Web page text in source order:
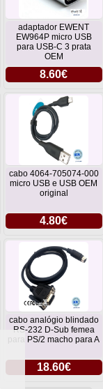
adaptador EWENT
EW964P micro USB
para USB-C 3 prata
OEM
8.60€
cabo 4064-705074-000
micro USB e USB OEM
original
4.80€
cabo analógio blindado
RS-232 D-Sub femea
para PS/2 macho para A
18.60€